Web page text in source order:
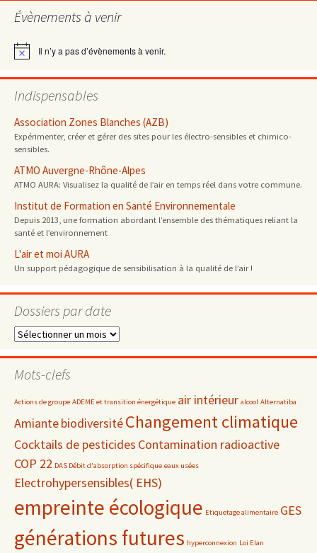
Évènements à venir
Notice Il n’y a pas d’évènements à venir.
Indispensables
Association Zones Blanches (AZB)
Expérimenter, créer et gérer des sites pour les électro-sensibles et chimico-
sensibles.
ATMO Auvergne-Rhône-Alpes
ATMO AURA: Visualisez la qualité de l’air en temps réel dans votre commune.
Institut de Formation en Santé Environnementale
Depuis 2013, une formation abordant l’ensemble des thématiques reliant la
santé et l’environnement
L'air et moi AURA
Un support pédagogique de sensibilisation à la qualité de l’air !
Dossiers par date
Dossiers
date
Mots-clefs
Actions de groupe ADEME et transition énergétique air intérieur alcool Alternatiba
AmiantebiodiversitéChangement climatique
Cocktails de pesticides Contamination radioactive
COP 22 DAS Débit d'absorption spécifique eaux usées
Electrohypersensibles( EHS)
empreinte écologique Etiquetage alimentaire GES
générations futures hyperconnexion Loi Elan